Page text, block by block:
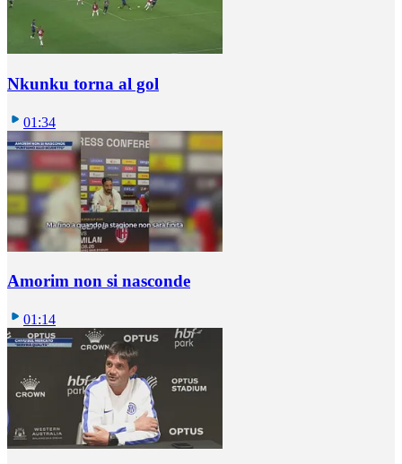
Nkunku torna al gol
01:34
Amorim non si nasconde
01:14